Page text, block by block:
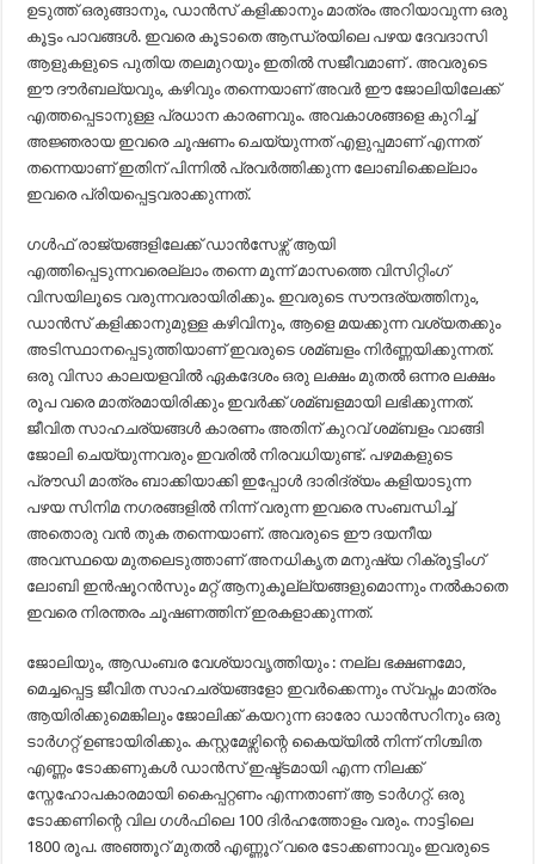
ഉടുത്ത് ഒരുങ്ങാനും, ഡാന്‍സ് കളിക്കാനും മാത്രം അറിയാവുന്ന ഒരു
കൂട്ടം പാവങ്ങള്‍. ഇവരെ കൂടാതെ ആന്ധ്രയിലെ പഴയ ദേവദാസി
ആളുകളുടെ പുതിയ തലമുറയും ഇതില്‍ സജീവമാണ് . അവരുടെ
ഈ ദൗര്‍ബല്യവും, കഴിവും തന്നെയാണ് അവര്‍ ഈ ജോലിയിലേക്ക്
എത്തപ്പെടാനുള്ള പ്രധാന കാരണവും. അവകാശങ്ങളെ കുറിച്ച്‌
അജ്ഞരായ ഇവരെ ചൂഷണം ചെയ്യുന്നത് എളുപ്പമാണ് എന്നത്
തന്നെയാണ് ഇതിന് പിന്നില്‍ പ്രവര്‍ത്തിക്കുന്ന ലോബിക്കെല്ലാം
ഇവരെ പ്രിയപ്പെട്ടവരാക്കുന്നത്.
ഗള്‍ഫ് രാജ്യങ്ങളിലേക്ക് ഡാന്‍സേഴ്സ് ആയി
എത്തിപ്പെടുന്നവരെല്ലാം തന്നെ മൂന്ന് മാസത്തെ വിസിറ്റിംഗ്
വിസയിലൂടെ വരുന്നവരായിരിക്കും. ഇവരുടെ സൗന്ദര്യത്തിനും,
ഡാന്‍സ് കളിക്കാനുമുള്ള കഴിവിനും, ആളെ മയക്കുന്ന വശ്യതക്കും
അടിസ്ഥാനപ്പെടുത്തിയാണ് ഇവരുടെ ശമ്ബളം നിര്‍ണ്ണയിക്കുന്നത്.
ഒരു വിസാ കാലയളവില്‍ ഏകദേശം ഒരു ലക്ഷം മുതല്‍ ഒന്നര ലക്ഷം
രൂപ വരെ മാത്രമായിരിക്കും ഇവര്‍ക്ക് ശമ്ബളമായി ലഭിക്കുന്നത്.
ജീവിത സാഹചര്യങ്ങള്‍ കാരണം അതിന് കുറവ് ശമ്ബളം വാങ്ങി
ജോലി ചെയ്യുന്നവരും ഇവരില്‍ നിരവധിയുണ്ട്. പഴമകളുടെ
പ്രൗഡി മാത്രം ബാക്കിയാക്കി ഇപ്പോള്‍ ദാരിദ്ര്യം കളിയാടുന്ന
പഴയ സിനിമ നഗരങ്ങളില്‍ നിന്ന് വരുന്ന ഇവരെ സംബന്ധിച്ച്‌
അതൊരു വന്‍ തുക തന്നെയാണ്. അവരുടെ ഈ ദയനീയ
അവസ്ഥയെ മുതലെടുത്താണ് അനധികൃത മനുഷ്യ റിക്രൂട്ടിംഗ്
ലോബി ഇന്‍ഷൂറന്‍സും മറ്റ് ആനുകൂല്ല്യങ്ങളുമൊന്നും നല്‍കാതെ
ഇവരെ നിരന്തരം ചൂഷണത്തിന് ഇരകളാക്കുന്നത്.
ജോലിയും, ആഡംബര വേശ്യാവൃത്തിയും : നല്ല ഭക്ഷണമോ,
മെച്ചപ്പെട്ട ജീവിത സാഹചര്യങ്ങളോ ഇവര്‍ക്കെന്നും സ്വപ്നം മാത്രം
ആയിരിക്കുമെങ്കിലും ജോലിക്ക് കയറുന്ന ഓരോ ഡാന്‍സറിനും ഒരു
ടാര്‍ഗറ്റ് ഉണ്ടായിരിക്കും. കസ്റ്റമേഴ്സിന്റെ കൈയ്യില്‍ നിന്ന് നിശ്ചിത
എണ്ണം ടോക്കണുകള്‍ ഡാന്‍സ് ഇഷ്ട്ടമായി എന്ന നിലക്ക്
സ്നേഹോപകാരമായി കൈപ്പറ്റണം എന്നതാണ് ആ ടാര്‍ഗറ്റ്. ഒരു
ടോക്കണിന്റെ വില ഗള്‍ഫിലെ 100 ദിര്‍ഹത്തോളം വരും. നാട്ടിലെ
1800 രൂപ. അഞ്ഞൂറ് മുതല്‍ എണ്ണൂറ് വരെ ടോക്കണാവും ഇവരുടെ